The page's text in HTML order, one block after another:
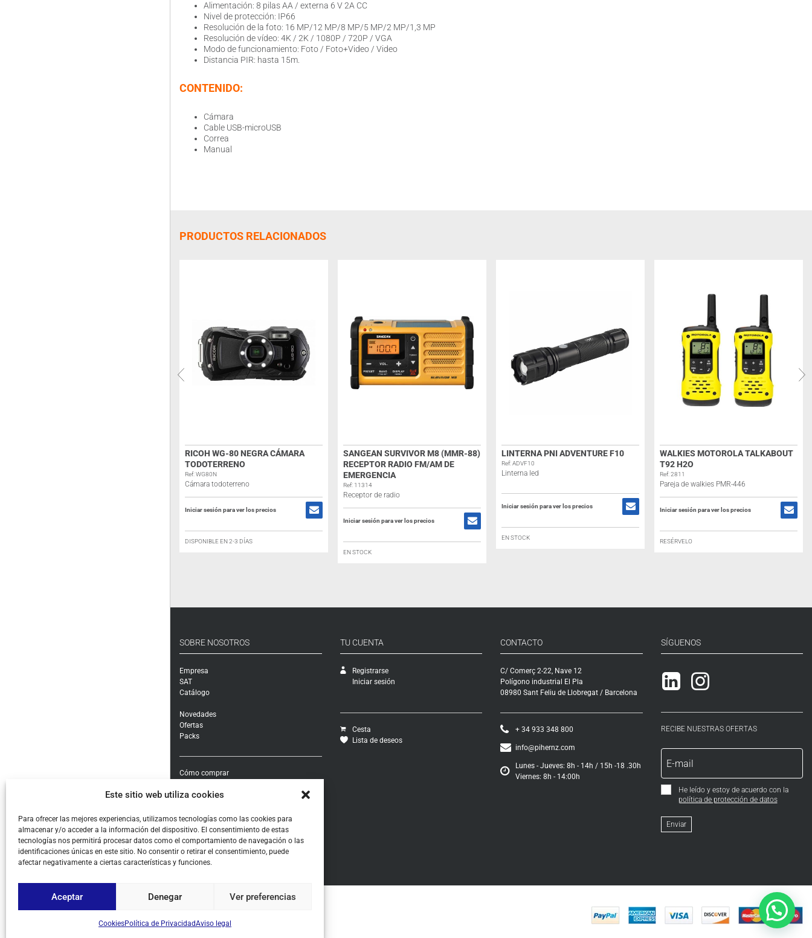
Este sitio web utiliza cookies
Para ofrecer las mejores experiencias, utilizamos tecnologías como las cookies para
almacenar y/o acceder a la información del dispositivo. El consentimiento de estas
tecnologías nos permitirá procesar datos como el comportamiento de navegación o las
identificaciones únicas en este sitio. No consentir o retirar el consentimiento, puede
afectar negativamente a ciertas características y funciones.
Aceptar Denegar Ver preferencias
CookiesPolítica de PrivacidadAviso legal
Alimentación: 8 pilas AA / externa 6 V 2A CC
Nivel de protección: IP66
Resolución de la foto: 16 MP/12 MP/8 MP/5 MP/2 MP/1,3 MP
Resolución de vídeo: 4K / 2K / 1080P / 720P / VGA
Modo de funcionamiento: Foto / Foto+Video / Video
Distancia PIR: hasta 15m.
CONTENIDO:
Cámara
Cable USB-microUSB
Correa
Manual
PRODUCTOS RELACIONADOS
RICOH WG-80 NEGRA CÁMARA
TODOTERRENO
Ref: WG80N
Cámara todoterreno
Iniciar sesión para ver los precios
DISPONIBLE EN 2-3 DÍAS
SANGEAN SURVIVOR M8 (MMR-88)
RECEPTOR RADIO FM/AM DE
EMERGENCIA
Ref: 11314
Receptor de radio
Iniciar sesión para ver los precios
EN STOCK
LINTERNA PNI ADVENTURE F10
Ref: ADVF10
Linterna led
Iniciar sesión para ver los precios
EN STOCK
WALKIES MOTOROLA TALKABOUT
T92 H2O
Ref: 2811
Pareja de walkies PMR-446
Iniciar sesión para ver los precios
RESÉRVELO
SOBRE NOSOTROS
Empresa
SAT
Catálogo
Novedades
Ofertas
Packs
Cómo comprar
Garantía, cambios y devoluciones
Condiciones generales de contratación
Aviso legal
Política de Privacidad
Cookies
TU CUENTA
Registrarse
Iniciar sesión
Cesta
Lista de deseos
CONTACTO
C/ Comerç 2-22, Nave 12
Polígono industrial El Pla
08980 Sant Feliu de Llobregat / Barcelona
+ 34 933 348 800
info@pihernz.com
Lunes - Jueves: 8h - 14h / 15h -18 .30h
Viernes: 8h - 14:00h
SÍGUENOS
Linkedin
Instagram
RECIBE NUESTRAS OFERTAS
He leído y estoy de acuerdo con la
política de protección de datos